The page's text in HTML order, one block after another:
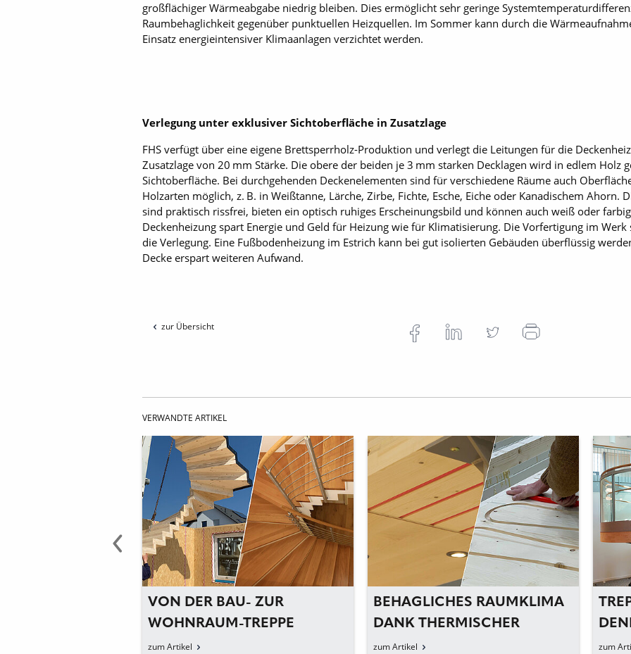
großflächiger Wärmeabgabe niedrig bleiben. Dies ermöglicht sehr geringe
Raumbehaglichkeit gegenüber punktuellen Heizquellen. Im Sommer kann durch die
Einsatz energieintensiver Klimaanlagen verzichtet werden.
Verlegung unter exklusiver Sichtoberfläche in Zusatzlage
FHS verfügt über eine eigene Brettsperrholz-Produktion und verlegt die Leitungen für die
Zusatzlage von 20 mm Stärke. Die obere der beiden je 3 mm starken Decklagen wird in edlem Holz
Sichtoberfläche. Bei durchgehenden Deckenelementen sind für verschiedene Räume auch
Holzarten möglich, z. B. in Weißtanne, Lärche, Zirbe, Fichte, Esche, Eiche oder Kanadischem Ahorn.
sind praktisch rissfrei, bieten ein optisch ruhiges Erscheinungsbild und können auch weiß oder
Deckenheizung spart Energie und Geld für Heizung wie für Klimatisierung. Die Vorfertigung im
die Verlegung. Eine Fußbodenheizung im Estrich kann bei gut isolierten Gebäuden überflüssig
Decke erspart weiteren Aufwand.
zur Übersicht
VERWANDTE ARTIKEL
VON DER BAU- ZUR
WOHNRAUM-TREPPE
zum Artikel
BEHAGLICHES RAUMKLIMA
DANK THERMISCHER
BAUTEILAKTIVIERUNG
zum Artikel zum